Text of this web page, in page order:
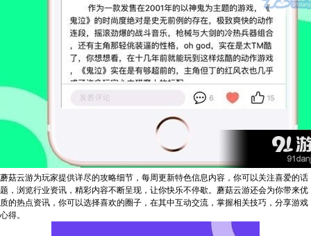
蘑菇云游为玩家提供详尽的攻略细节，每周更新特色信息内容，你可以关注喜爱的话
题，浏览行业资讯，精彩内容不断呈现，让你快乐不停歇。蘑菇云游还会为你带来优
质的热点资讯，你可以选择喜欢的圈子，在其中互动交流，掌握相关技巧，分享游戏
心得。